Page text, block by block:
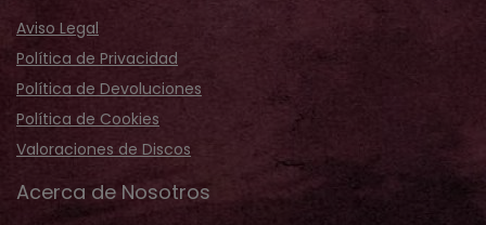
Aviso Legal
Política de Privacidad
Política de Devoluciones
Política de Cookies
Valoraciones de Discos
Acerca de Nosotros